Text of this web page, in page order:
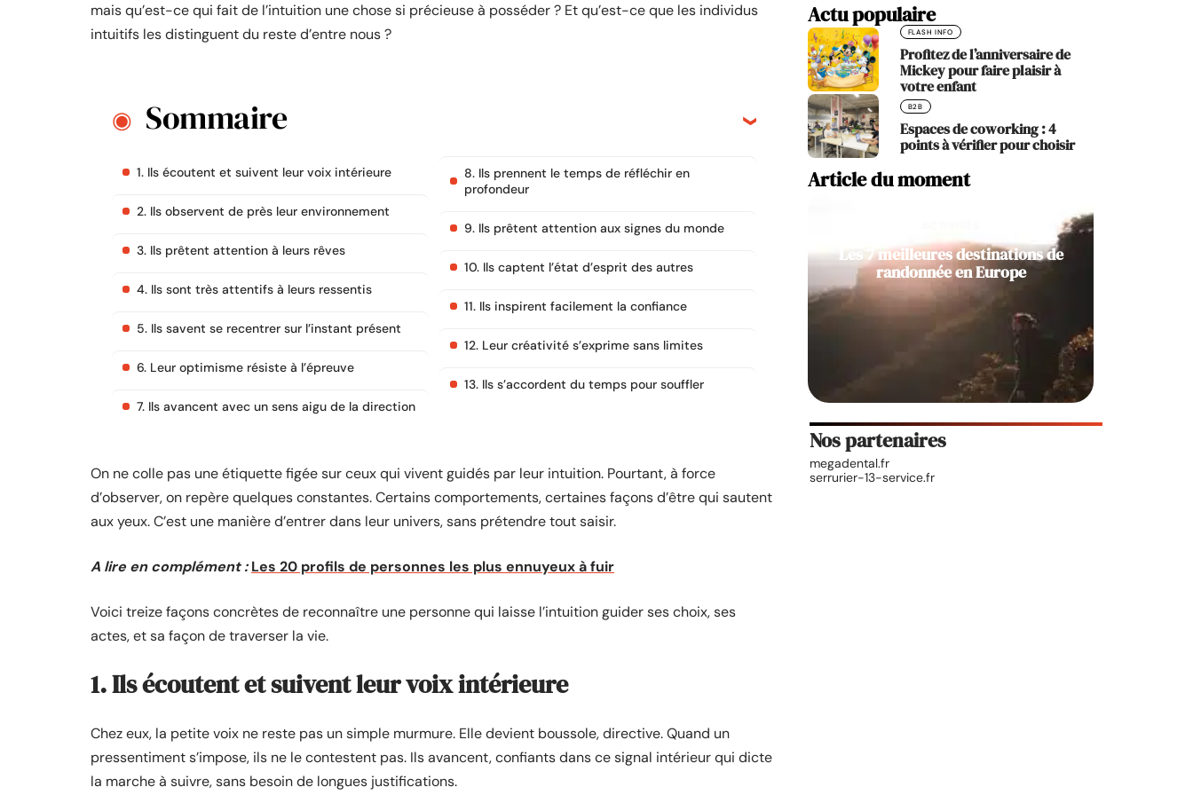
mais qu’est-ce qui fait de l’intuition une chose si précieuse à posséder ? Et qu’est-ce que les individus
intuitifs les distinguent du reste d’entre nous ?
Sommaire
1. Ils écoutent et suivent leur voix intérieure
2. Ils observent de près leur environnement
3. Ils prêtent attention à leurs rêves
4. Ils sont très attentifs à leurs ressentis
5. Ils savent se recentrer sur l’instant présent
6. Leur optimisme résiste à l’épreuve
7. Ils avancent avec un sens aigu de la direction
8. Ils prennent le temps de réfléchir en
profondeur
9. Ils prêtent attention aux signes du monde
10. Ils captent l’état d’esprit des autres
11. Ils inspirent facilement la confiance
12. Leur créativité s’exprime sans limites
13. Ils s’accordent du temps pour souffler
On ne colle pas une étiquette figée sur ceux qui vivent guidés par leur intuition. Pourtant, à force
d’observer, on repère quelques constantes. Certains comportements, certaines façons d’être qui sautent
aux yeux. C’est une manière d’entrer dans leur univers, sans prétendre tout saisir.
A lire en complément : Les 20 profils de personnes les plus ennuyeux à fuir
Voici treize façons concrètes de reconnaître une personne qui laisse l’intuition guider ses choix, ses
actes, et sa façon de traverser la vie.
1. Ils écoutent et suivent leur voix intérieure
Chez eux, la petite voix ne reste pas un simple murmure. Elle devient boussole, directive. Quand un
pressentiment s’impose, ils ne le contestent pas. Ils avancent, confiants dans ce signal intérieur qui dicte
la marche à suivre, sans besoin de longues justifications.
Actu populaire
FLASH INFO
Profitez de l’anniversaire de
Mickey pour faire plaisir à
votre enfant
B2B
Espaces de coworking : 4
points à vérifier pour choisir
Article du moment
Les 7 meilleures destinations de
randonnée en Europe
Nos partenaires
megadental.fr
serrurier-13-service.fr